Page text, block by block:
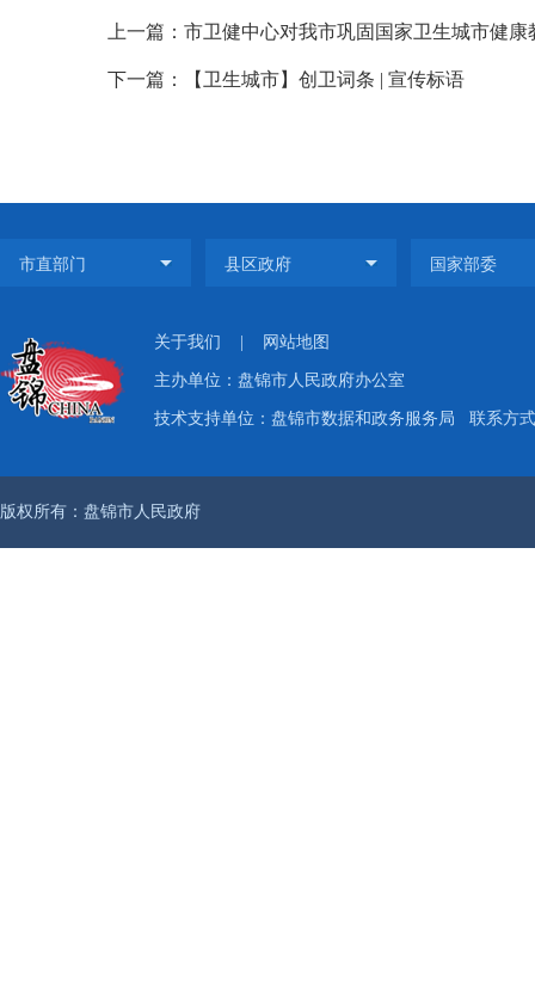
上一篇：市卫健中心对我市巩固国家卫生城市健
下一篇：【卫生城市】创卫词条 | 宣传标语
关于我们 网站地图
主办单位：盘锦市人民政府办公室
技术支持单位：盘锦市数据和政务服务局 联系方
版权所有：盘锦市人民政府